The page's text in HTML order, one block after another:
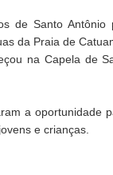
de Santo Antônio
da Praia de
na Capela de
a oportunidade
e crianças.